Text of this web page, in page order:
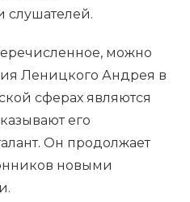
слушателей.
можно
Леницкого Андрея в
сферах являются
его
Он продолжает
новыми